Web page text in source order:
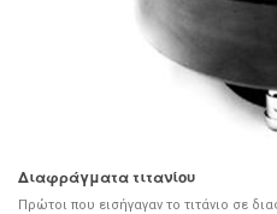
Διαφράγματα τιτανίου
Πρώτοι που εισήγαγαν το τιτάνιο σε